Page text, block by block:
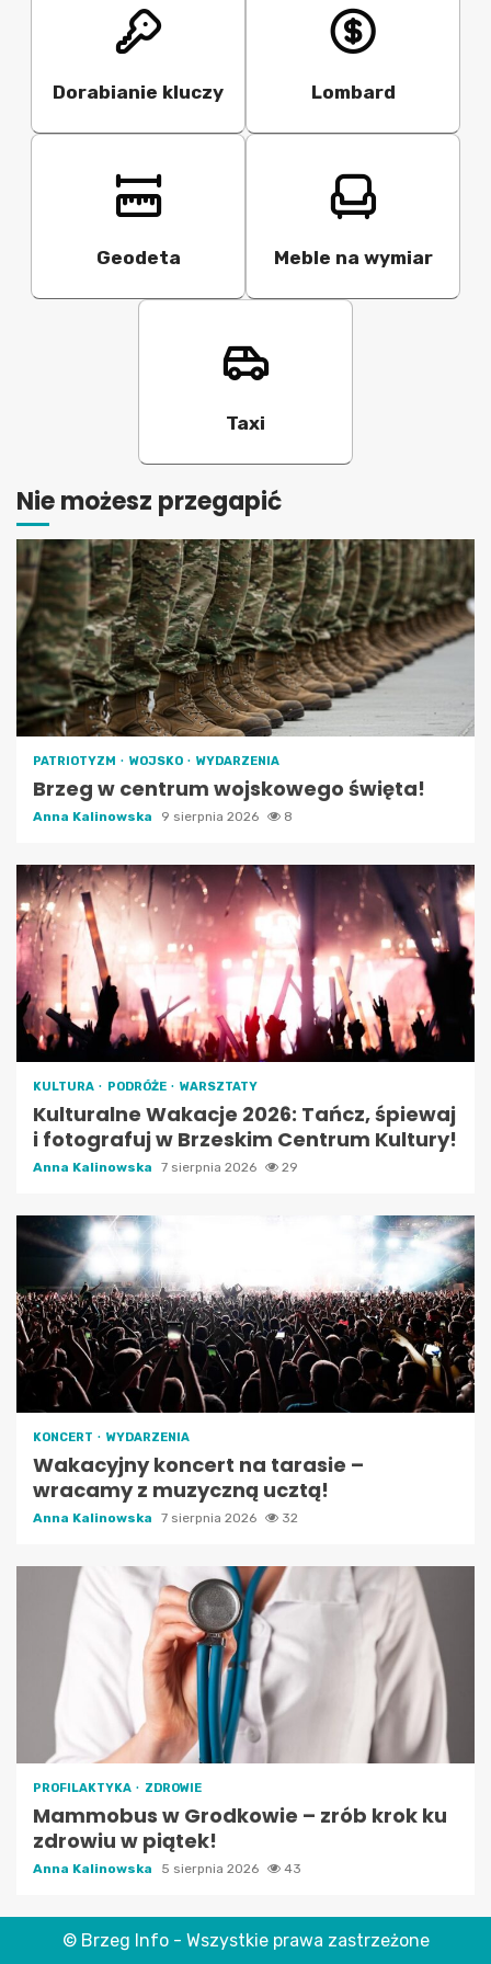
Dorabianie kluczy Lombard
Geodeta Meble na wymiar
Taxi
Nie możesz przegapić
PATRIOTYZM WOJSKO WYDARZENIA
Brzeg w centrum wojskowego święta!
Anna Kalinowska 9 sierpnia 2026 8
KULTURA PODRÓŻE WARSZTATY
Kulturalne Wakacje 2026: Tańcz, śpiewaj
i fotografuj w Brzeskim Centrum Kultury!
Anna Kalinowska 7 sierpnia 2026 29
KONCERT WYDARZENIA
Wakacyjny koncert na tarasie –
wracamy z muzyczną ucztą!
Anna Kalinowska 7 sierpnia 2026 32
PROFILAKTYKA ZDROWIE
Mammobus w Grodkowie – zrób krok ku
zdrowiu w piątek!
Anna Kalinowska 5 sierpnia 2026 43
© Brzeg Info - Wszystkie prawa zastrzeżone